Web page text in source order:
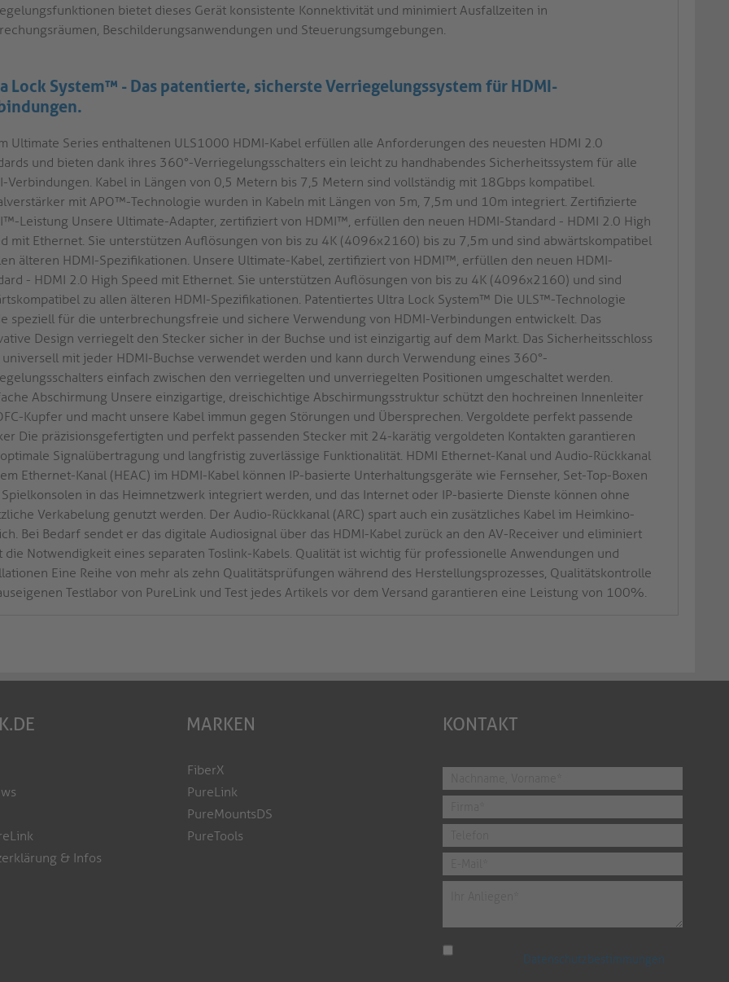
bietet dieses Gerät konsistente Konnektivität und minimiert Ausfallzeiten in
Beschilderungsanwendungen und Steuerungsumgebungen.
Lock System™ - Das patentierte, sicherste Verriegelungssystem für HDMI-
Ultimate Series enthaltenen ULS1000 HDMI-Kabel erfüllen alle Anforderungen des neuesten HDMI 2.0
und bieten dank ihres 360°-Verriegelungsschalters ein leicht zu handhabendes Sicherheitssystem für alle
Verbindungen. Kabel in Längen von 0,5 Metern bis 7,5 Metern sind vollständig mit 18Gbps kompatibel.
mit APO™-Technologie wurden in Kabeln mit Längen von 5m, 7,5m und 10m integriert. Zertifizierte
Leistung Unsere Ultimate-Adapter, zertifiziert von HDMI™, erfüllen den neuen HDMI-Standard - HDMI 2.0 High
mit Ethernet. Sie unterstützen Auflösungen von bis zu 4K (4096x2160) bis zu 7,5m und sind abwärtskompatibel
älteren HDMI-Spezifikationen. Unsere Ultimate-Kabel, zertifiziert von HDMI™, erfüllen den neuen HDMI-
- HDMI 2.0 High Speed mit Ethernet. Sie unterstützen Auflösungen von bis zu 4K (4096x2160) und sind
zu allen älteren HDMI-Spezifikationen. Patentiertes Ultra Lock System™ Die ULS™-Technologie
speziell für die unterbrechungsfreie und sichere Verwendung von HDMI-Verbindungen entwickelt. Das
Design verriegelt den Stecker sicher in der Buchse und ist einzigartig auf dem Markt. Das Sicherheitsschloss
universell mit jeder HDMI-Buchse verwendet werden und kann durch Verwendung eines 360°-
einfach zwischen den verriegelten und unverriegelten Positionen umgeschaltet werden.
Abschirmung Unsere einzigartige, dreischichtige Abschirmungsstruktur schützt den hochreinen Innenleiter
Kupfer und macht unsere Kabel immun gegen Störungen und Übersprechen. Vergoldete perfekt passende
Die präzisionsgefertigten und perfekt passenden Stecker mit 24-karätig vergoldeten Kontakten garantieren
Signalübertragung und langfristig zuverlässige Funktionalität. HDMI Ethernet-Kanal und Audio-Rückkanal
Ethernet-Kanal (HEAC) im HDMI-Kabel können IP-basierte Unterhaltungsgeräte wie Fernseher, Set-Top-Boxen
in das Heimnetzwerk integriert werden, und das Internet oder IP-basierte Dienste können ohne
Verkabelung genutzt werden. Der Audio-Rückkanal (ARC) spart auch ein zusätzliches Kabel im Heimkino-
Bei Bedarf sendet er das digitale Audiosignal über das HDMI-Kabel zurück an den AV-Receiver und eliminiert
die Notwendigkeit eines separaten Toslink-Kabels. Qualität ist wichtig für professionelle Anwendungen und
Eine Reihe von mehr als zehn Qualitätsprüfungen während des Herstellungsprozesses, Qualitätskontrolle
Testlabor von PureLink und Test jedes Artikels vor dem Versand garantieren eine Leistung von 100%.
& Infos
MARKEN
FiberX
PureLink
PureMountsDS
PureTools
KONTAKT
Datenschutzbestimmungen